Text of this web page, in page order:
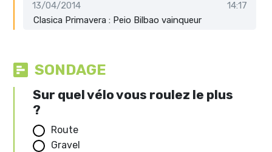
13/04/2014
14:17
Clasica Primavera : Peio Bilbao vainqueur
SONDAGE
Sur quel vélo vous roulez le plus
?
Route
Gravel